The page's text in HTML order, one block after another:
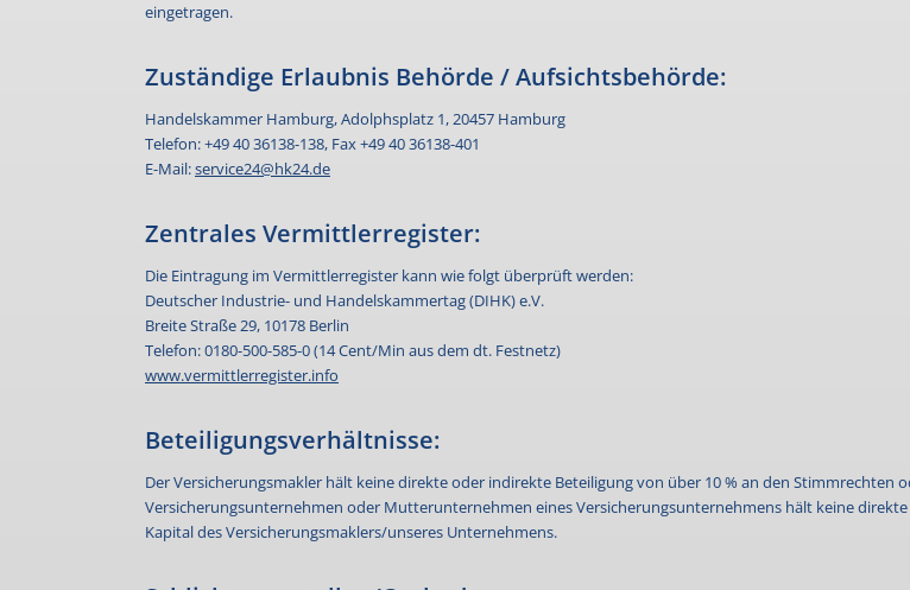
eingetragen.
Zuständige Erlaubnis Behörde / Aufsichtsbehörde:
Handelskammer Hamburg, Adolphsplatz 1, 20457 Hamburg
Telefon: +49 40 36138-138, Fax +49 40 36138-401
E-Mail:service24@hk24.de
Zentrales Vermittlerregister:
Die Eintragung im Vermittlerregister kann wie folgt überprüft werden:
Deutscher Industrie- und Handelskammertag (DIHK) e.V.
Breite Straße 29, 10178 Berlin
Telefon: 0180-500-585-0 (14 Cent/Min aus dem dt. Festnetz)
www.vermittlerregister.info
Beteiligungsverhältnisse:
Der Versicherungsmakler hält keine direkte oder indirekte Beteiligung von über 10 % an den Stimmrechten
Versicherungsunternehmen oder Mutterunternehmen eines Versicherungsunternehmens hält keine
Kapital des Versicherungsmaklers/unseres Unternehmens.